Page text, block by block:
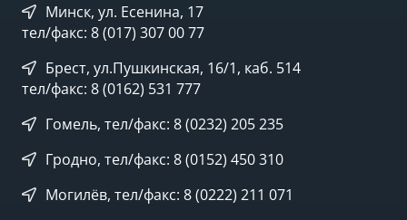
Минск, ул. Есенина, 17
тел/факс: 8 (017) 307 00 77
Брест, ул.Пушкинская, 16/1, каб. 514
тел/факс: 8 (0162) 531 777
Гомель, тел/факс: 8 (0232) 205 235
Гродно, тел/факс: 8 (0152) 450 310
Могилёв, тел/факс: 8 (0222) 211 071